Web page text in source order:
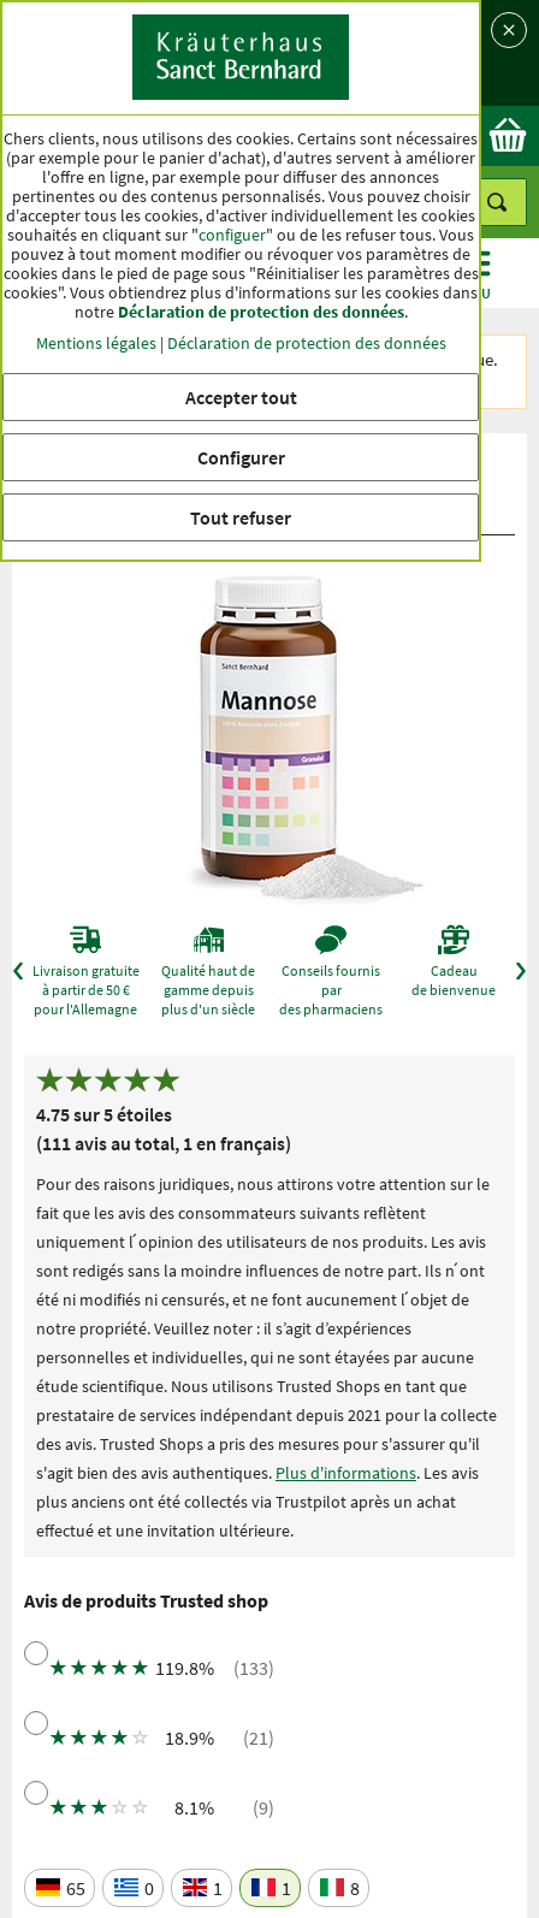
Pays
Ok
CATÉGORIES OFFRES BEST-SELLER MENU
L’article 200 g
n’est plus disponible dans notre boutique.
Évaluation du produit Granulés au
Livraison gratuite
à partir de 50 €
pour l'Allemagne
Qualité haut de
gamme depuis
plus d'un siècle
Conseils fournis
par
des pharmaciens
Cadeau
de bienvenue
4.75 sur 5 étoiles
(111 avis au total, 1 en français)
Pour des raisons juridiques, nous attirons votre attention sur le
fait que les avis des consommateurs suivants reflètent
uniquement l ́opinion des utilisateurs de nos produits. Les avis
sont redigés sans la moindre influences de notre part. Ils n ́ont
été ni modifiés ni censurés, et ne font aucunement l ́objet de
notre propriété. Veuillez noter : il s’agit d’expériences
personnelles et individuelles, qui ne sont étayées par aucune
étude scientifique. Nous utilisons Trusted Shops en tant que
prestataire de services indépendant depuis 2021 pour la collecte
des avis. Trusted Shops a pris des mesures pour s'assurer qu'il
s'agit bien des avis authentiques. Plus d'informations. Les avis
plus anciens ont été collectés via Trustpilot après un achat
effectué et une invitation ultérieure.
Avis de produits Trusted shop
★ ★ ★ ★ ★ 119.8% (133)
★ ★ ★ ★ ☆ 18.9% (21)
★ ★ ★ ☆ ☆ 8.1% (9)
65 0 1 1 8
Chers clients, nous utilisons des cookies. Certains sont nécessaires
(par exemple pour le panier d'achat), d'autres servent à améliorer
l'offre en ligne, par exemple pour diffuser des annonces
pertinentes ou des contenus personnalisés. Vous pouvez choisir
d'accepter tous les cookies, d'activer individuellement les cookies
souhaités en cliquant sur "configuer" ou de les refuser tous. Vous
pouvez à tout moment modifier ou révoquer vos paramètres de
cookies dans le pied de page sous "Réinitialiser les paramètres des
cookies". Vous obtiendrez plus d'informations sur les cookies dans
notre Déclaration de protection des données.
Mentions légales| Déclaration de protection des données
Accepter tout
Configurer
Tout refuser